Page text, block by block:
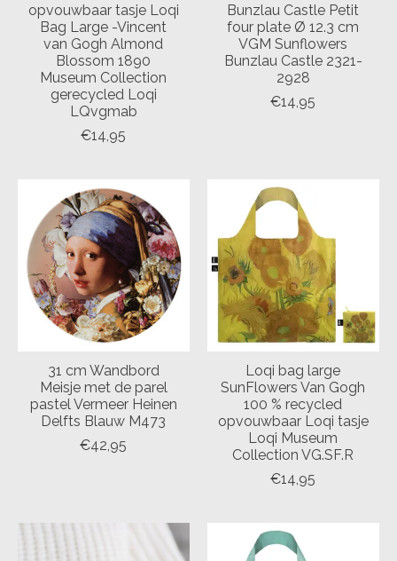
opvouwbaar tasje Loqi
Bag Large -Vincent
van Gogh Almond
Blossom 1890
Museum Collection
gerecycled Loqi
LQvgmab
€14,95
Bunzlau Castle Petit
four plate Ø 12.3 cm
VGM Sunflowers
Bunzlau Castle 2321-
2928
€14,95
31 cm Wandbord
Meisje met de parel
pastel Vermeer Heinen
Delfts Blauw M473
€42,95
Loqi bag large
SunFlowers Van Gogh
100 % recycled
opvouwbaar Loqi tasje
Loqi Museum
Collection VG.SF.R
€14,95